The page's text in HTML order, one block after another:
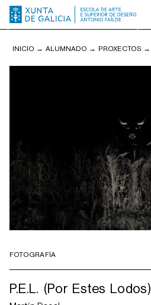
INICIO → ALUMNADO → PROXECTOS →
FOTOGRAFÍA
P.E.L. (Por Estes Lodos)